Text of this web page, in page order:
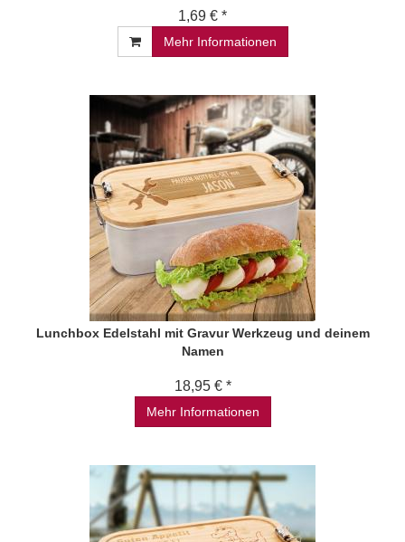
1,69 € *
Mehr Informationen
Lunchbox Edelstahl mit Gravur Werkzeug und deinem
Namen
18,95 € *
Mehr Informationen